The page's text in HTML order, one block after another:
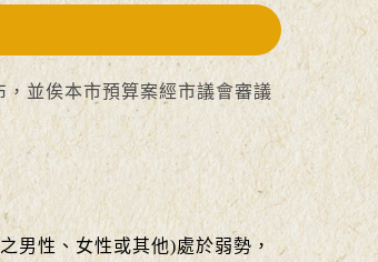
並俟本市預算案經市議會審議
男性、女性或其他)處於弱勢，